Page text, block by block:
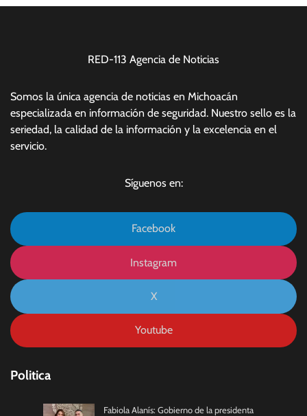
RED-113 Agencia de Noticias
Somos la única agencia de noticias en Michoacán
especializada en información de seguridad. Nuestro sello es la
seriedad, la calidad de la información y la excelencia en el
servicio.
Síguenos en:
Facebook
Instagram
X
Youtube
Politica
Fabiola Alanís: Gobierno de la presidenta